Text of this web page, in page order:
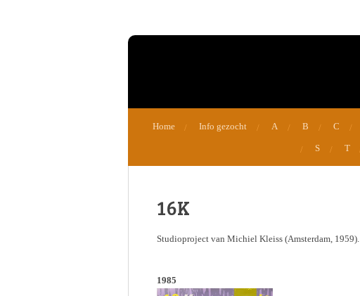
Home Info gezocht A B C
S T
16K
Studioproject van Michiel Kleiss (Amsterdam, 1959).
1985